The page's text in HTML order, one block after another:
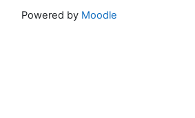
Powered by Moodle